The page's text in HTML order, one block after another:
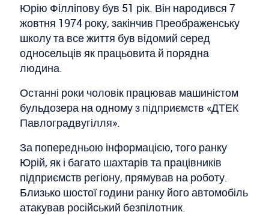
Юрію Філліпову був 51 рік. Він народився 7
жовтня 1974 року, закінчив Преображенську
школу та все життя був відомий серед
односельців як працьовита й порядна
людина.
Останні роки чоловік працював машиністом
бульдозера на одному з підприємств «ДТЕК
Павлоградвугілля».
За попередньою інформацією, того ранку
Юрій, як і багато шахтарів та працівників
підприємств регіону, прямував на роботу.
Близько шостої години ранку його автомобіль
атакував російський безпілотник.